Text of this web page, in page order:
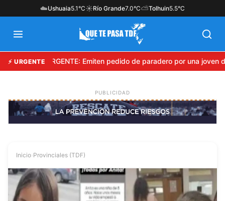
☁️Ushuaia5.1°C☀️Río Grande7.0°C⛅Tolhuin5.5°C
⚡ URGENTE URGENTE: Emiten pedido de paradero por una
Inicio Provinciales (TDF)